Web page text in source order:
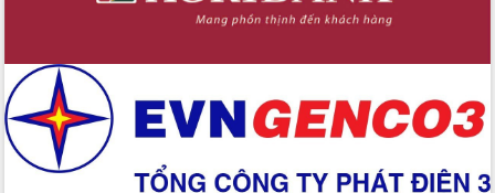
hành cùng nông dân dân, doanh nghiệp
Giai đoạn 2026-2030, Đắk Lắk phấn
đấu có 77% xã đạt chuẩn nông thôn
mới
Chuyển đổi số 'mở đường' cho nông
nghiệp Đắk Lắk tăng trưởng bứt phá